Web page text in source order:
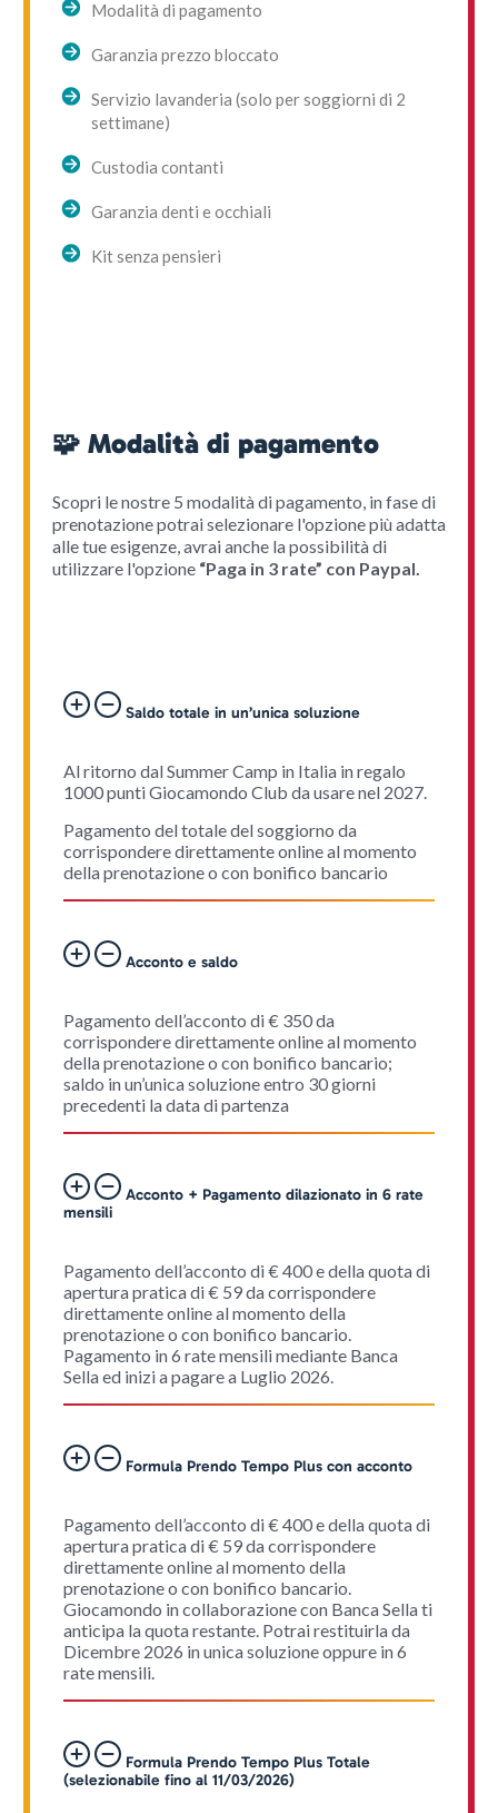
Modalità di pagamento
Garanzia prezzo bloccato
Servizio lavanderia (solo per soggiorni di 2
settimane)
Custodia contanti
Garanzia denti e occhiali
Kit senza pensieri
🧩 Modalità di pagamento
Scopri le nostre 5 modalità di pagamento, in fase di
prenotazione potrai selezionare l'opzione più adatta
alle tue esigenze, avrai anche la possibilità di
utilizzare l'opzione “Paga in 3 rate” con Paypal.
Saldo totale in un’unica soluzione
Al ritorno dal Summer Camp in Italia in regalo
1000 punti Giocamondo Club da usare nel 2027.
Pagamento del totale del soggiorno da
corrispondere direttamente online al momento
della prenotazione o con bonifico bancario
Acconto e saldo
Pagamento dell’acconto di € 350 da
corrispondere direttamente online al momento
della prenotazione o con bonifico bancario;
saldo in un’unica soluzione entro 30 giorni
precedenti la data di partenza
Acconto + Pagamento dilazionato in 6 rate
mensili
Pagamento dell’acconto di € 400 e della quota di
apertura pratica di € 59 da corrispondere
direttamente online al momento della
prenotazione o con bonifico bancario.
Pagamento in 6 rate mensili mediante Banca
Sella ed inizi a pagare a Luglio 2026.
Formula Prendo Tempo Plus con acconto
Pagamento dell’acconto di € 400 e della quota di
apertura pratica di € 59 da corrispondere
direttamente online al momento della
prenotazione o con bonifico bancario.
Giocamondo in collaborazione con Banca Sella ti
anticipa la quota restante. Potrai restituirla da
Dicembre 2026 in unica soluzione oppure in 6
rate mensili.
Formula Prendo Tempo Plus Totale
(selezionabile fino al 11/03/2026)